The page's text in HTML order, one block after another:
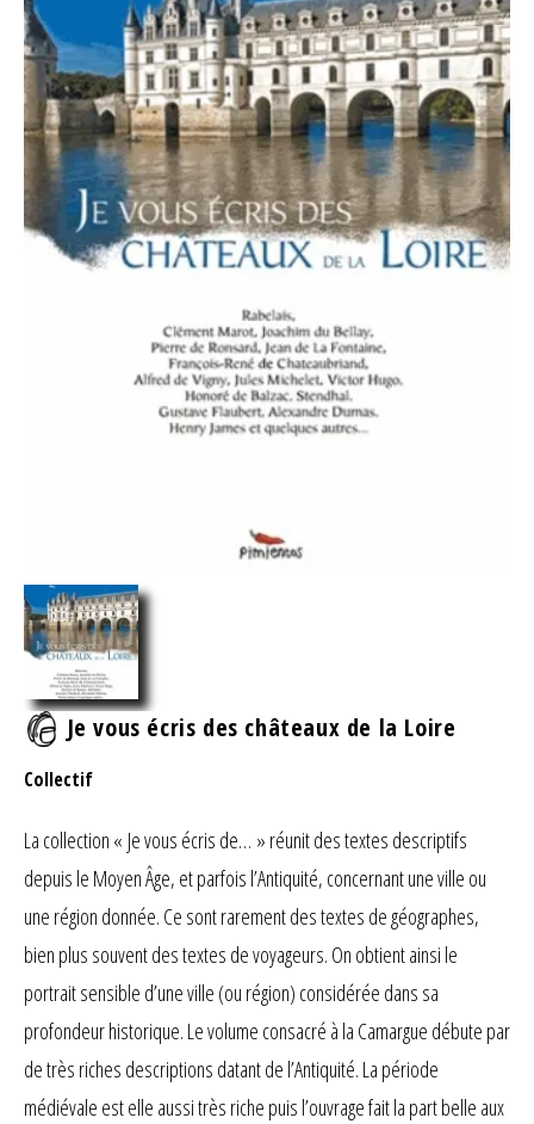
Je vous écris des châteaux de la Loire
Collectif
La collection « Je vous écris de… » réunit des textes descriptifs
depuis le Moyen Âge, et parfois l’Antiquité, concernant une ville ou
une région donnée. Ce sont rarement des textes de géographes,
bien plus souvent des textes de voyageurs. On obtient ainsi le
portrait sensible d’une ville (ou région) considérée dans sa
profondeur historique. Le volume consacré à la Camargue débute par
de très riches descriptions datant de l’Antiquité. La période
médiévale est elle aussi très riche puis l’ouvrage fait la part belle aux